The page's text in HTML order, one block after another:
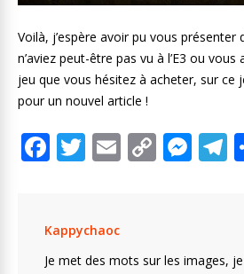
Voilà, j’espère avoir pu vous présenter
n’aviez peut-être pas vu à l’E3 ou
jeu que vous hésitez à acheter, sur ce
pour un nouvel article !
F
b
o
T
er
E C
Li
M
n
T
a
Kappychaoc
Je met des mots sur les images,